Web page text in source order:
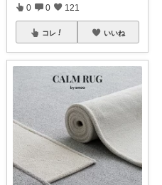
0 0 121
コレ いいね